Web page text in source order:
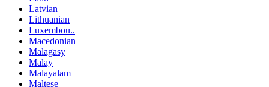
Latvian
Lithuanian
Luxembou..
Macedonian
Malagasy
Malay
Malayalam
Maltese